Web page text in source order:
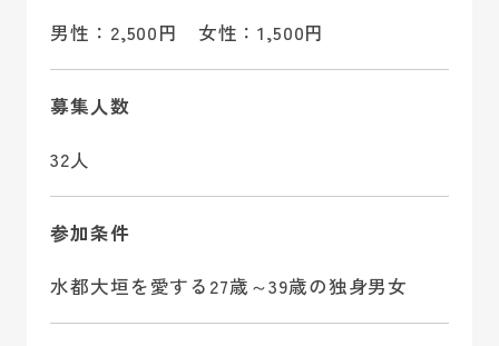
男性：2,500円 女性：1,500円
募集人数
32人
参加条件
水都大垣を愛する27歳～39歳の独身男女